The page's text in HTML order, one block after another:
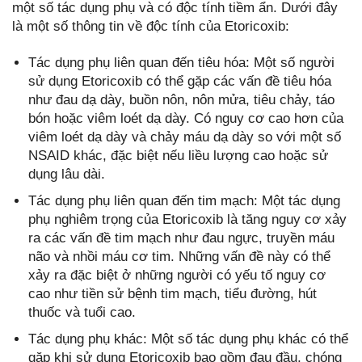
một số tác dụng phụ và có độc tính tiềm ẩn. Dưới đây
là một số thông tin về độc tính của Etoricoxib:
Tác dụng phụ liên quan đến tiêu hóa: Một số người
sử dụng Etoricoxib có thể gặp các vấn đề tiêu hóa
như đau dạ dày, buồn nôn, nôn mửa, tiêu chảy, táo
bón hoặc viêm loét dạ dày. Có nguy cơ cao hơn của
viêm loét dạ dày và chảy máu dạ dày so với một số
NSAID khác, đặc biệt nếu liều lượng cao hoặc sử
dụng lâu dài.
Tác dụng phụ liên quan đến tim mạch: Một tác dụng
phụ nghiêm trọng của Etoricoxib là tăng nguy cơ xảy
ra các vấn đề tim mạch như đau ngực, truyền máu
não và nhồi máu cơ tim. Những vấn đề này có thể
xảy ra đặc biệt ở những người có yếu tố nguy cơ
cao như tiền sử bệnh tim mạch, tiểu đường, hút
thuốc và tuổi cao.
Tác dụng phụ khác: Một số tác dụng phụ khác có thể
gặp khi sử dụng Etoricoxib bao gồm đau đầu, chóng